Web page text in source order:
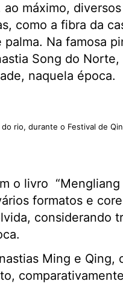
ao máximo,
como a fibra da
palma. Na famosa
Song do
naquela época.
do rio, durante o Festival de
o livro
formatos e
considerando
Ming e